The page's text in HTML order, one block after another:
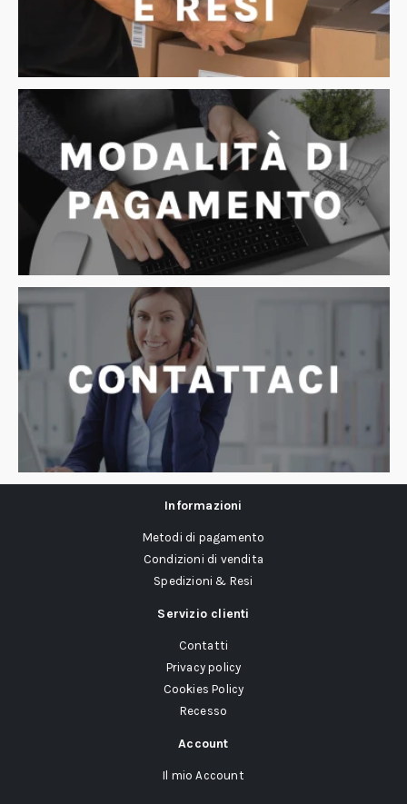
Informazioni
Metodi di pagamento
Condizioni di vendita
Spedizioni & Resi
Servizio clienti
Contatti
Privacy policy
Cookies Policy
Recesso
Account
Il mio Account